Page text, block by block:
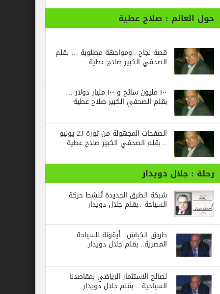
: صلاح عطية
قصة نجاح ..ومواجهة مطلوبة … بقلم
الصحفي الكبير صلاح عطية
١٠٠ مليون سائح و ١٠٠ مليار دولار …
بقلم الصحفي الكبير صلاح عطية
الصفحات المجهولة من ثورة 23 يوليو
.. بقلم الصحفي الكبير صلاح عطية
دويدار
شبكة الطرق الجديدة تُنشط حركة
السياحة ..بقلم جلال دويدار
طريق الكباش.. أيقونة للسياحة
المصرية.. بقلم جلال دويدار
لصالح الاستثمار الرياضي بمقاصدنا
السياحية .. بقلم جلال دويدار